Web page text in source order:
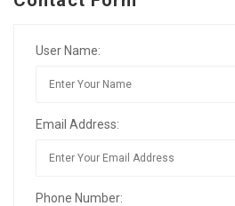
User Name:
Email Address:
Phone Number: